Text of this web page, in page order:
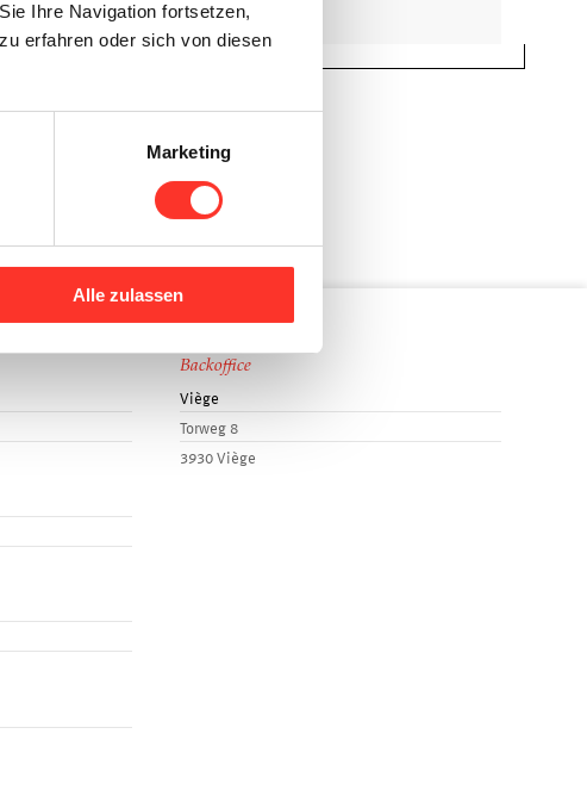
Ihre Navigation fortsetzen,
erfahren oder sich von diesen
Marketing
Alle zulassen
maintenant!
Backoffice
Viège
Torweg 8
3930 Viège